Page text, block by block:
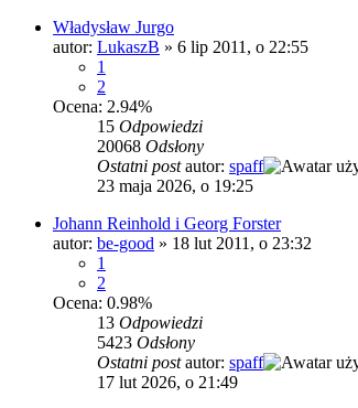
Władysław Jurgo
autor: LukaszB » 6 lip 2011, o 22:55
1
2
Ocena: 2.94%
15 Odpowiedzi
20068 Odsłony
Ostatni postautor: spaff
23 maja 2026, o 19:25
Johann Reinhold i Georg Forster
autor: be-good » 18 lut 2011, o 23:32
1
2
Ocena: 0.98%
13 Odpowiedzi
5423 Odsłony
Ostatni postautor: spaff
17 lut 2026, o 21:49